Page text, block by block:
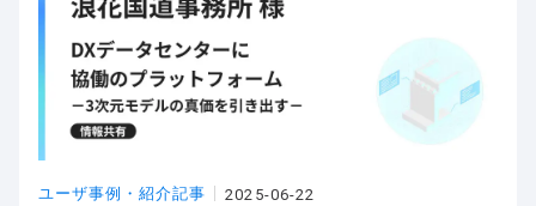
ユーザ事例・紹介記事 2025-06-22